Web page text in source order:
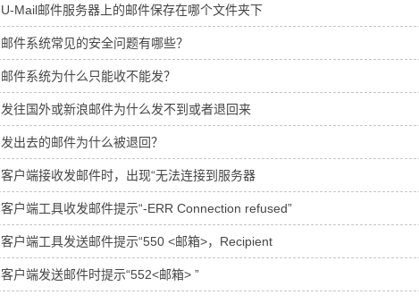
U-Mail邮件服务器上的邮件保存在哪个文件夹下
邮件系统常见的安全问题有哪些？
邮件系统为什么只能收不能发？
发往国外或新浪邮件为什么发不到或者退回来
发出去的邮件为什么被退回？
客户端接收发邮件时，出现“无法连接到服务器
客户端工具收发邮件提示“-ERR Connection refused”
客户端工具发送邮件提示“550 <邮箱>，Recipient
客户端发送邮件时提示“552<邮箱> ”